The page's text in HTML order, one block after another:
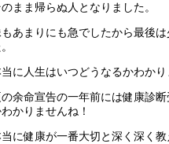
まま帰らぬ人となりました。
あまりにも急でしたから最後
に人生はいつどうなるかわか
の余命宣告の一年前には健康診
かりませんね！
に健康が一番大切と深く深く